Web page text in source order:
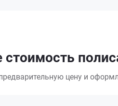
стоимость
цену и